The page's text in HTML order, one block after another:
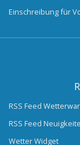
Einschreibung für
RSS Feed
RSS Feed
Wetter Widget